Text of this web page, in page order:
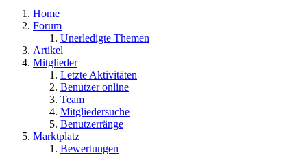
Home
Forum
Unerledigte Themen
Artikel
Mitglieder
Letzte Aktivitäten
Benutzer online
Team
Mitgliedersuche
Benutzerränge
Marktplatz
Bewertungen